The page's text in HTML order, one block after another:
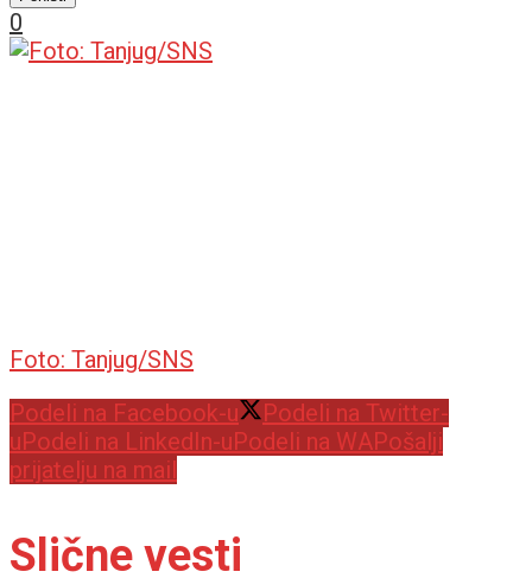
0
Foto: Tanjug/SNS
Podeli na Facebook-u
Podeli na Twitter-
uPodeli na LinkedIn-uPodeli na WAPošalji
prijatelju na mail
Slične vesti